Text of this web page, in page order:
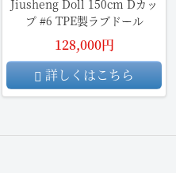
Jiusheng Doll 150cm Dカッ
プ #6 TPE製ラブドール
128,000円
詳しくはこちら